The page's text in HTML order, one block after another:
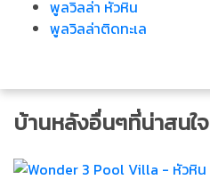
พูลวิลล่า หัวหิน
พูลวิลล่าติดทะเล
บ้านหลังอื่นๆที่น่าสนใจ